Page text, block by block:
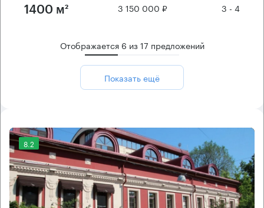
1400 м² 3 150 000 ₽ 3 - 4
Отображается 6 из17 предложений
Показать ещё
8.2